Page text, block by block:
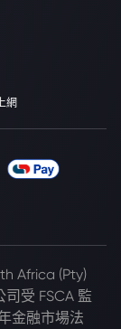
網
Africa (Pty)
受 FSCA 監
金融市場法